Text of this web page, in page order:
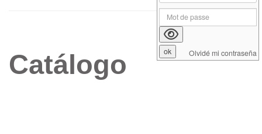
Catálogo Olvidé mi contraseña